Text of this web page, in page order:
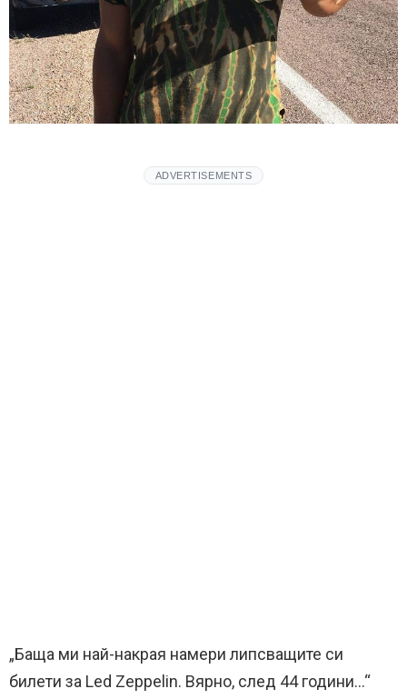
ADVERTISEMENTS
„Баща ми най-накрая намери липсващите си
билети за Led Zeppelin. Вярно, след 44 години…“